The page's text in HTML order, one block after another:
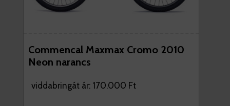
Commencal Maxmax Cromo 2010
Neon narancs
viddabringát ár: 170.000 Ft